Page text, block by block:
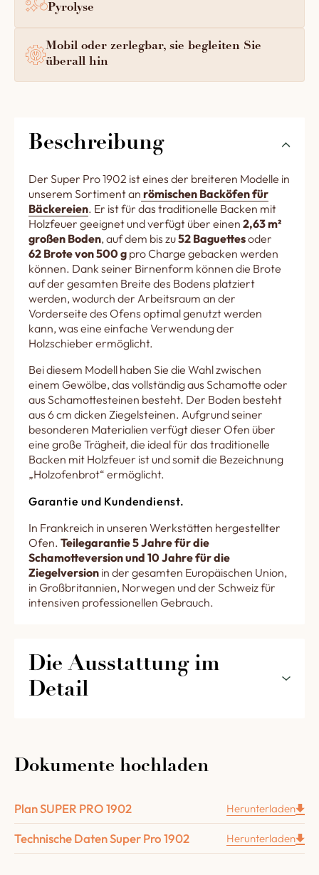
Pyrolyse
Mobil oder zerlegbar, sie begleiten Sie
überall hin
Beschreibung
Der Super Pro 1902 ist eines der breiteren Modelle in
unserem Sortiment an römischen Backöfen für
Bäckereien. Er ist für das traditionelle Backen mit
Holzfeuer geeignet und verfügt über einen 2,63 m²
großen Boden, auf dem bis zu52 Baguettesoder
62 Brote von 500 g pro Charge gebacken werden
können. Dank seiner Birnenform können die Brote
auf der gesamten Breite des Bodens platziert
werden, wodurch der Arbeitsraum an der
Vorderseite des Ofens optimal genutzt werden
kann, was eine einfache Verwendung der
Holzschieber ermöglicht.
Bei diesem Modell haben Sie die Wahl zwischen
einem Gewölbe, das vollständig aus Schamotte oder
aus Schamottesteinen besteht. Der Boden besteht
aus 6 cm dicken Ziegelsteinen. Aufgrund seiner
besonderen Materialien verfügt dieser Ofen über
eine große Trägheit, die ideal für das traditionelle
Backen mit Holzfeuer ist und somit die Bezeichnung
„Holzofenbrot“ ermöglicht.
Garantie und Kundendienst.
In Frankreich in unseren Werkstätten hergestellter
Ofen. Teilegarantie 5 Jahre für die
Schamotteversion und 10 Jahre für die
Ziegelversion in der gesamten Europäischen Union,
in Großbritannien, Norwegen und der Schweiz für
intensiven professionellen Gebrauch.
Die Ausstattung im
Detail
Eine feuerfeste Isoliertür.
2 Metall Träger zum Aufhängen des Gewölbes.
Dokumente hochladen
Plan SUPER PRO 1902 Herunterladen
Technische Daten Super Pro 1902 Herunterladen